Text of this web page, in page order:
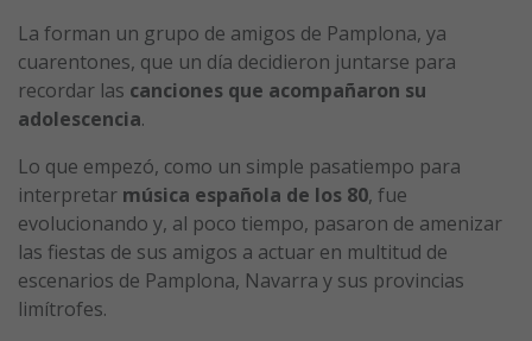
La forman un grupo de amigos de Pamplona, ya
cuarentones, que un día decidieron juntarse para
recordar las canciones que acompañaron su
adolescencia.
Lo que empezó, como un simple pasatiempo para
interpretar música española de los 80, fue
evolucionando y, al poco tiempo, pasaron de amenizar
las fiestas de sus amigos a actuar en multitud de
escenarios de Pamplona, Navarra y sus provincias
limítrofes.